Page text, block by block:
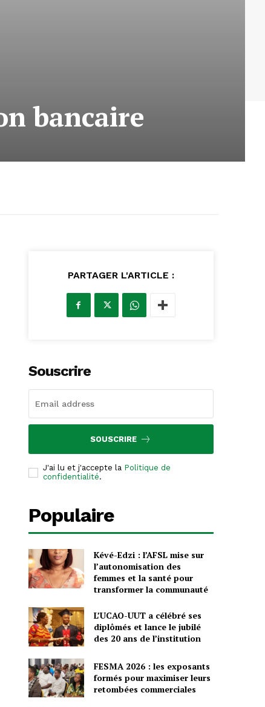
bancaire
PARTAGER L'ARTICLE :
Souscrire
SOUSCRIRE
J'ai lu et j'accepte la Politique de
confidentialité.
Populaire
Kévé-Edzi : l’AFSL mise sur
l’autonomisation des
femmes et la santé pour
transformer la communauté
L’UCAO-UUT a célébré ses
diplômés et lance le jubilé
des 20 ans de l’institution
FESMA 2026 : les exposants
formés pour maximiser leurs
retombées commerciales